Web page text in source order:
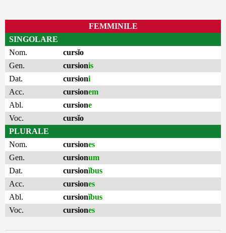
FEMMINILE
SINGOLARE
Nom.
cursĭo
Gen.
cursionis
Dat.
cursioni
Acc.
cursionem
Abl.
cursione
Voc.
cursĭo
PLURALE
Nom.
cursiones
Gen.
cursionum
Dat.
cursionĭbus
Acc.
cursiones
Abl.
cursionĭbus
Voc.
cursiones